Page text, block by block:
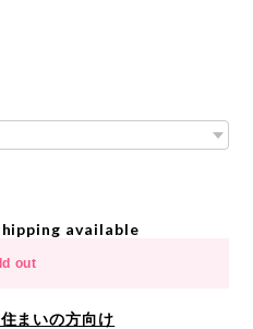
available
out
まいの方向け